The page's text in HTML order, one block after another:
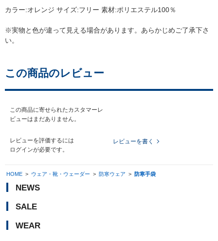
カラー:オレンジ サイズ:フリー 素材:ポリエステル100％
※実物と色が違って見える場合があります。あらかじめご了承下さ
い。
この商品のレビュー
この商品に寄せられたカスタマーレ
ビューはまだありません。
レビューを評価するには
ログインが必要です。
レビューを書く
HOME > ウェア・靴・ウェーダー > 防寒ウェア > 防寒手袋
NEWS
SALE
WEAR